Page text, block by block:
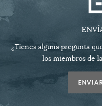
¿Tienes alguna pregunta
los miembros de